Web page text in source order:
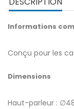
Informations
Conçu pour les
Dimensions
Haut-parleur :